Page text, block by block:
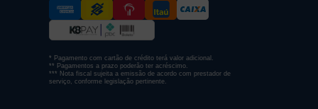
* Pagamento com cartão de crédito terá valor adicional.
** Pagamentos a prazo poderão ter acréscimo.
*** Nota fiscal sujeita a emissão de acordo com prestador de
serviço, conforme legislação pertinente.